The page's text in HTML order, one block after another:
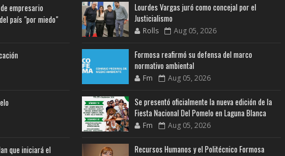
empresario
país "por miedo"
que iniciará el
Lourdes Vargas juró como concejal por el
Justicialismo
Rolls Aug 05, 2026
Formosa reafirmó su defensa del marco
normativo ambiental
Fm Aug 05, 2026
Se presentó oficialmente la nueva edición de la
Fiesta Nacional Del Pomelo en Laguna Blanca
Fm Aug 05, 2026
Recursos Humanos y el Politécnico Formosa